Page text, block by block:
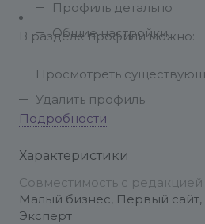
Профиль детально
Общие настройки
В разделе профили можно:
Просмотреть
Удалить профиль
Перейти к детальной
Создать новый профиль
Создать профиль:
Перейдите в пункт меню
Подробности
Характеристики
Совместимость с редакцией
Малый бизнес, Первый сайт,
Эксперт